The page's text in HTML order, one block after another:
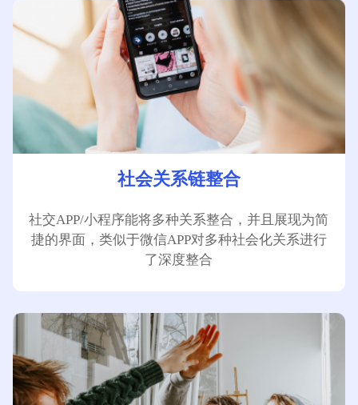
社会关系链整合
社交APP/小程序能将多种关系整合，并且展现为简
捷的界面，类似于微信APP对多种社会化关系进行
了深度整合